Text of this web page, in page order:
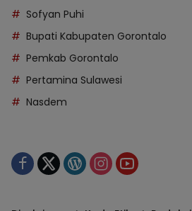
Sofyan Puhi
Bupati Kabupaten Gorontalo
Pemkab Gorontalo
Pertamina Sulawesi
Nasdem